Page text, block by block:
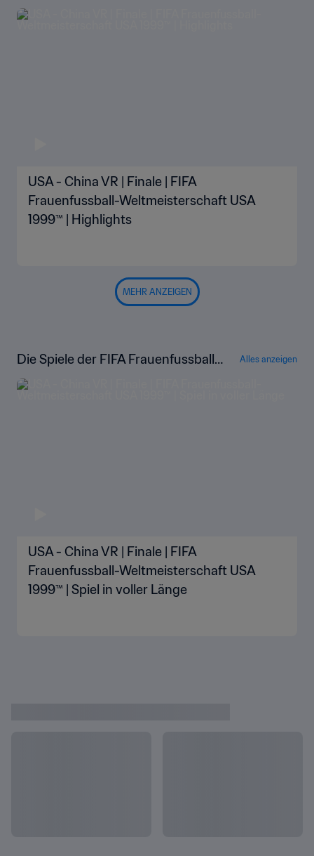
USA - China VR | Finale | FIFA
Frauenfussball-Weltmeisterschaft USA
1999™ | Highlights
MEHR ANZEIGEN
Die Spiele der FIFA Frauenfussball-
Weltmeisterschaft USA 1999™ in vol
ler Länge
Alles anzeigen
USA - China VR | Finale | FIFA
Frauenfussball-Weltmeisterschaft USA
1999™ | Spiel in voller Länge